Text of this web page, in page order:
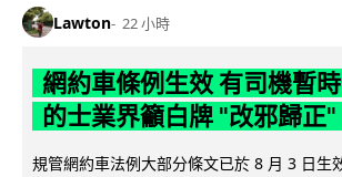
Lawton 22 小時
網約車條例生效 有司機暫
的士業界籲白牌 "改邪歸正"
規管網約車法例大部分條文已於 8 月 3 日生